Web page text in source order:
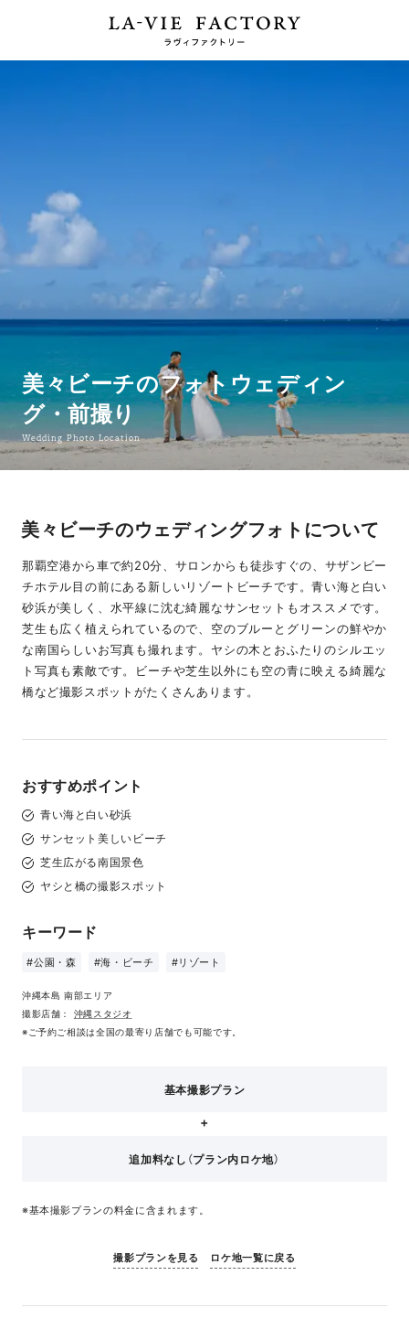
美々ビーチのフォトウェディン
グ・前撮り
Wedding Photo Location
美々ビーチのウェディングフォトについて
那覇空港から車で約20分、サロンからも徒歩すぐの、サザンビー
チホテル目の前にある新しいリゾートビーチです。青い海と白い
砂浜が美しく、水平線に沈む綺麗なサンセットもオススメです。
芝生も広く植えられているので、空のブルーとグリーンの鮮やか
な南国らしいお写真も撮れます。ヤシの木とおふたりのシルエッ
ト写真も素敵です。ビーチや芝生以外にも空の青に映える綺麗な
橋など撮影スポットがたくさんあります。
おすすめポイント
青い海と白い砂浜
サンセット美しいビーチ
芝生広がる南国景色
ヤシと橋の撮影スポット
キーワード
#公園・森 #海・ビーチ #リゾート
沖縄本島 南部エリア
撮影店舗： 沖縄スタジオ
※ご予約ご相談は全国の最寄り店舗でも可能です。
基本撮影プラン
追加料なし（プラン内ロケ地）
※基本撮影プランの料金に含まれます。
撮影プランを見る ロケ地一覧に戻る